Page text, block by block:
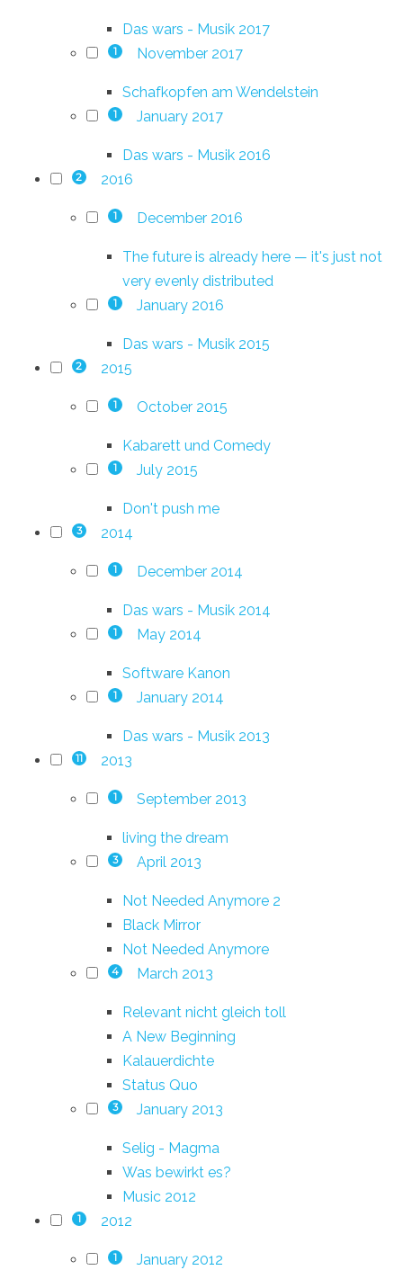
Das wars - Musik 2017
1 November 2017
Schafkopfen am Wendelstein
1 January 2017
Das wars - Musik 2016
2 2016
1 December 2016
The future is already here — it's just not
very evenly distributed
1 January 2016
Das wars - Musik 2015
2 2015
1 October 2015
Kabarett und Comedy
1 July 2015
Don't push me
3 2014
1 December 2014
Das wars - Musik 2014
1 May 2014
Software Kanon
1 January 2014
Das wars - Musik 2013
11 2013
1 September 2013
living the dream
3 April 2013
Not Needed Anymore 2
Black Mirror
Not Needed Anymore
4 March 2013
Relevant nicht gleich toll
A New Beginning
Kalauerdichte
Status Quo
3 January 2013
Selig - Magma
Was bewirkt es?
Music 2012
1 2012
1 January 2012